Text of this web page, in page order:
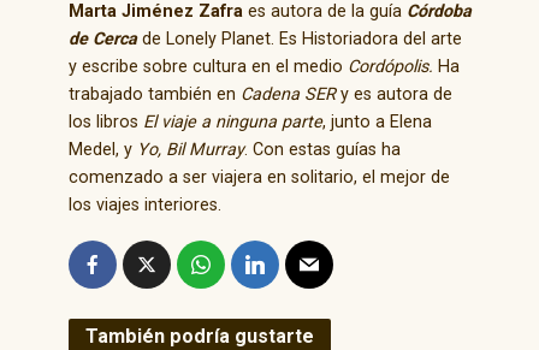
Marta Jiménez Zafraes autora de la guía Córdoba
de Cercade Lonely Planet. Es Historiadora del arte
y escribe sobre cultura en el medio Cordópolis. Ha
trabajado también en Cadena SERy es autora de
los libros El viaje a ninguna parte, junto a Elena
Medel, y Yo, Bil Murray. Con estas guías ha
comenzado a ser viajera en solitario, el mejor de
los viajes interiores.
También podría gustarte